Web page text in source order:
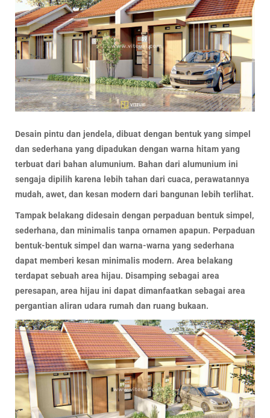
Desain pintu dan jendela, dibuat dengan bentuk yang simpel
dan sederhana yang dipadukan dengan warna hitam yang
terbuat dari bahan alumunium. Bahan dari alumunium ini
sengaja dipilih karena lebih tahan dari cuaca, perawatannya
mudah, awet, dan kesan modern dari bangunan lebih terlihat.
Tampak belakang didesain dengan perpaduan bentuk simpel,
sederhana, dan minimalis tanpa ornamen apapun. Perpaduan
bentuk-bentuk simpel dan warna-warna yang sederhana
dapat memberi kesan minimalis modern. Area belakang
terdapat sebuah area hijau. Disamping sebagai area
peresapan, area hijau ini dapat dimanfaatkan sebagai area
pergantian aliran udara rumah dan ruang bukaan.